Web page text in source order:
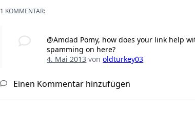
1 KOMMENTAR:
@Amdad Pomy, how does your link help
spamming on here?
4. Mai 2013 vonoldturkey03
Einen Kommentar hinzufügen